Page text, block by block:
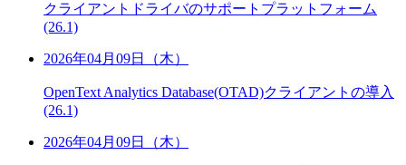
クライアントドライバのサポートプラットフォーム
(26.1)
2026年04月09日（木）
OpenText Analytics Database(OTAD)クライアントの導入
(26.1)
2026年04月09日（木）